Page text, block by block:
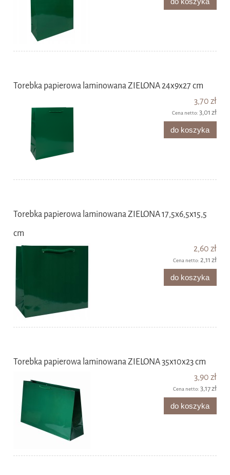
Torebka papierowa laminowana ZIELONA 24x9x27 cm
3,70 zł
Cena netto: 3,01 zł
do koszyka
Torebka papierowa laminowana ZIELONA 17,5x6,5x15,5
cm
2,60 zł
Cena netto: 2,11 zł
do koszyka
Torebka papierowa laminowana ZIELONA 35x10x23 cm
3,90 zł
Cena netto: 3,17 zł
do koszyka